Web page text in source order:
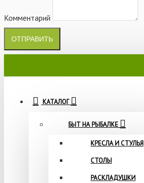
Комментарий
ОТПРАВИТЬ
КАТАЛОГ
БЫТ НА РЫБАЛКЕ
КРЕСЛА И СТУЛЬЯ
СТОЛЫ
РАСКЛАДУШКИ